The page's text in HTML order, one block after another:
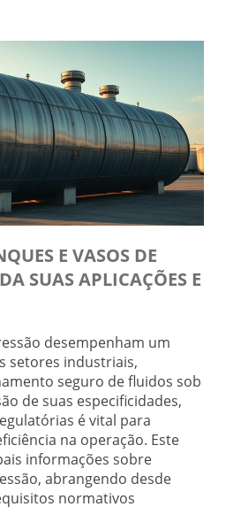
E VASOS DE
SUAS APLICAÇÕES E
desempenham um
setores industriais,
seguro de fluidos sob
de suas especificidades,
é vital para
na operação. Este
informações sobre
abrangendo desde
normativos